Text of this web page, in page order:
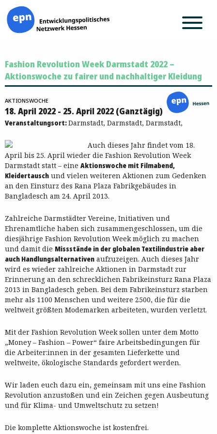
Inhalt
springen
Fashion Revolution Week Darmstadt 2022 –
Aktionswoche zu fairer und nachhaltiger Kleidung
AKTIONSWOCHE
18. April 2022 - 25. April 2022 (Ganztägig)
Veranstaltungsort:Darmstadt, Darmstadt, Darmstadt,
Auch dieses Jahr findet vom 18.
April bis 25. April wieder die Fashion Revolution Week
Darmstadt statt – eine Aktionswoche mit Filmabend,
Kleidertausch und vielen weiteren Aktionen zum Gedenken
an den Einsturz des Rana Plaza Fabrikgebäudes in
Bangladesch am 24. April 2013.
Zahlreiche Darmstädter Vereine, Initiativen und
Ehrenamtliche haben sich zusammengeschlossen, um die
diesjährige Fashion Revolution Week möglich zu machen
und damit die Missstände in der globalen Textilindustrie aber
auch Handlungsalternativen aufzuzeigen. Auch dieses Jahr
wird es wieder zahlreiche Aktionen in Darmstadt zur
Erinnerung an den schrecklichen Fabrikeinsturz Rana Plaza
2013 in Bangladesch geben. Bei dem Fabrikeinsturz starben
mehr als 1100 Menschen und weitere 2500, die für die
weltweit größten Modemarken arbeiteten, wurden verletzt.
Mit der Fashion Revolution Week sollen unter dem Motto
„Money – Fashion – Power“ faire Arbeitsbedingungen für
die Arbeiter:innen in der gesamten Lieferkette und
weltweite, ökologische Standards gefordert werden.
Wir laden euch dazu ein, gemeinsam mit uns eine Fashion
Revolution anzustoßen und ein Zeichen gegen Ausbeutung
und für Klima- und Umweltschutz zu setzen!
Die komplette Aktionswoche ist kostenfrei.